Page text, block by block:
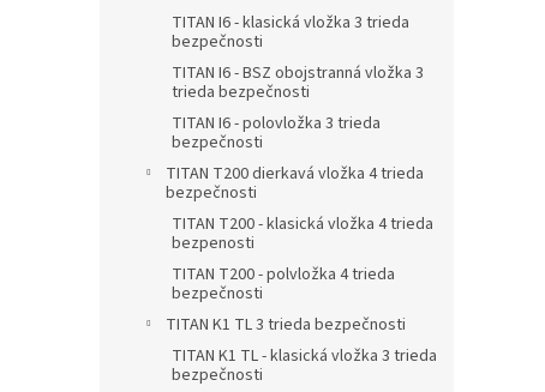
TITAN I6 - klasická vložka 3 trieda
bezpečnosti
TITAN I6 - BSZ obojstranná vložka 3
trieda bezpečnosti
TITAN I6 - polovložka 3 trieda
bezpečnosti
TITAN T200 dierkavá vložka 4 trieda
bezpečnosti
TITAN T200 - klasická vložka 4 trieda
bezpenosti
TITAN T200 - polvložka 4 trieda
bezpečnosti
TITAN K1 TL 3 trieda bezpečnosti
TITAN K1 TL - klasická vložka 3 trieda
bezpečnosti